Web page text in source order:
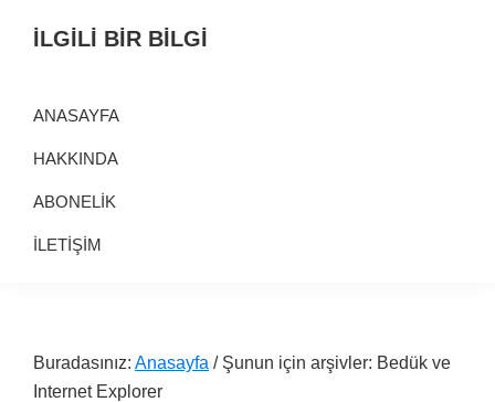
navigasyona
content
alanaİLGİLİ BİR BİLGİ
ANASAYFA
HAKKINDA
ABONELİK
İLETİŞİM
Buradasınız: Anasayfa / Şunun için arşivler: Bedük ve
Internet Explorer